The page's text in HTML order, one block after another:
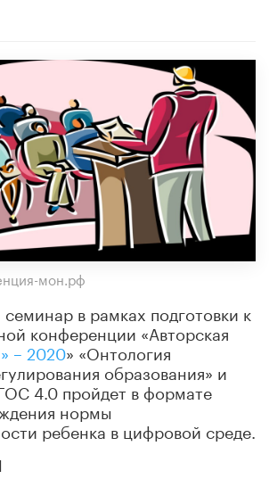
мон.рф
в рамках подготовки к
конференции «Авторская
– 2020» «Онтология
образования» и
4.0 пройдет в формате
нормы
ребенка в цифровой среде.